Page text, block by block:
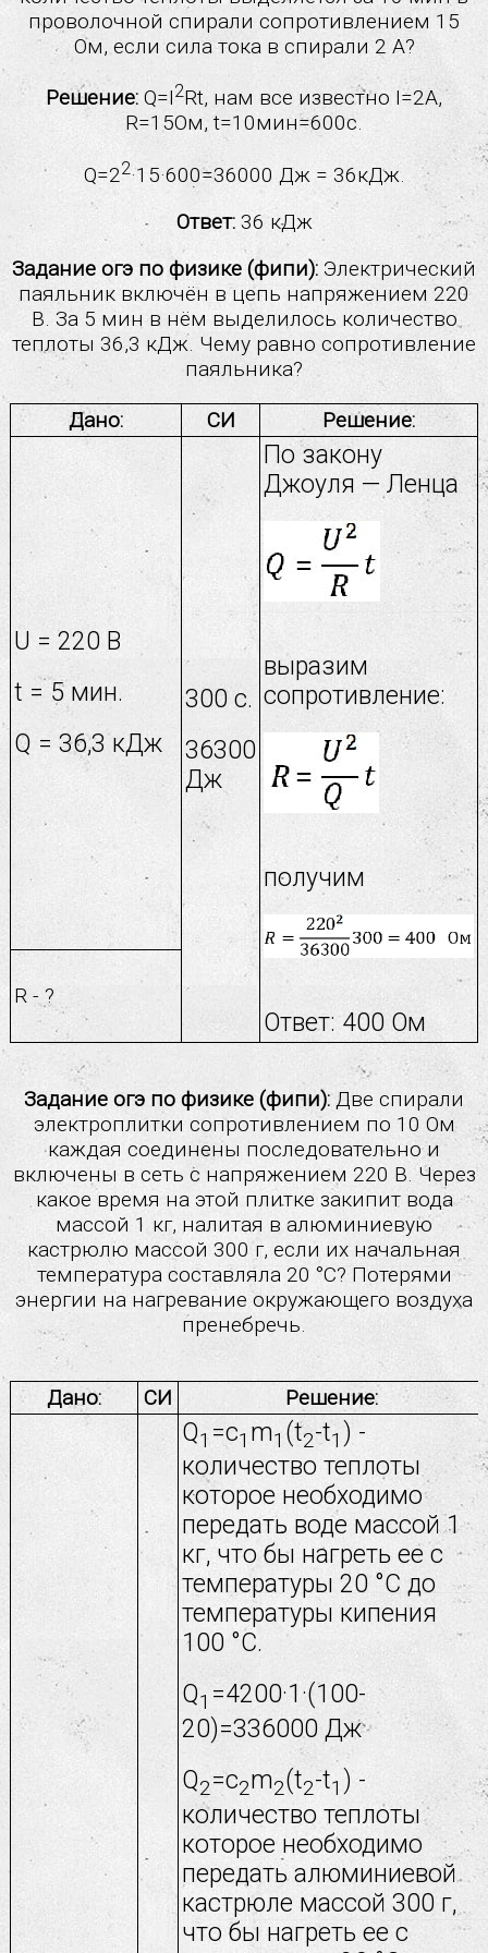
3.16 Закон отражения света. Плоское зеркало
3.17 Преломление света
3.18 Дисперсия света
3.19 Линза. Фокусное расстояние линзы
3.20 Глаз как оптическая система. Оптические
приборы
Квантовые явления
11 класс ЕГЭ
Рабочие программы по физике
Педагогическая копилка
Тесты ОГЭ
Тесты ЕГЭ
Карта сайта
проволочной спирали сопротивлением 15
Ом, если сила тока в спирали 2 А?
Решение: Q=I2Rt, нам все известно I=2А,
R=15Ом, t=10мин=600с.
Q=22·15·600=36000 Дж = 36кДж.
Ответ:36 кДж
Задание огэ по физике (фипи): Электрический
паяльник включён в цепь напряжением 220
В. За 5 мин в нём выделилось количество
теплоты 36,3 кДж. Чему равно сопротивление
паяльника?
Дано: СИ Решение:
U = 220 В
t = 5 мин.
Q = 36,3 кДж
300 c.
36300
Дж
По закону
Джоуля — Ленца
выразим
сопротивление:
получим
Ответ: 400 Ом
R - ?
Задание огэ по физике (фипи):Две спирали
электроплитки сопротивлением по 10 Ом
каждая соединены последовательно и
включены в сеть с напряжением 220 В. Через
какое время на этой плитке закипит вода
массой 1 кг, налитая в алюминиевую
кастрюлю массой 300 г, если их начальная
температура составляла 20 °С? Потерями
энергии на нагревание окружающего воздуха
пренебречь.
Дано: СИ Решение:
Q1 =c1 m1 (t2-t1 ) -
количество теплоты
которое необходимо
передать воде массой 1
кг, что бы нагреть ее с
температуры 20 °С до
температуры кипения
100 °С.
Q1 =4200·1·(100-
20)=336000 Дж
Q2=c2m2(t2-t1 ) -
количество теплоты
которое необходимо
передать алюминиевой
кастрюле массой 300 г,
что бы нагреть ее с